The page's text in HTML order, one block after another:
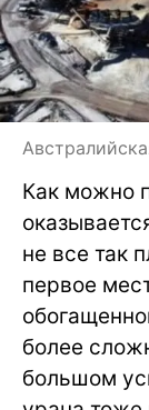
Как можно
не все так
первое
более
большом